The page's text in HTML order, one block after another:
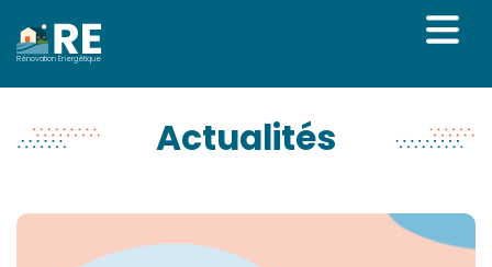
Rénovation Énergétique
Actualités